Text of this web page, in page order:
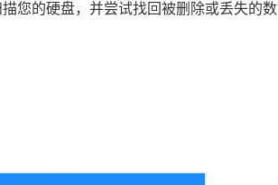
您的硬盘，并尝试找回被删除或丢失的数